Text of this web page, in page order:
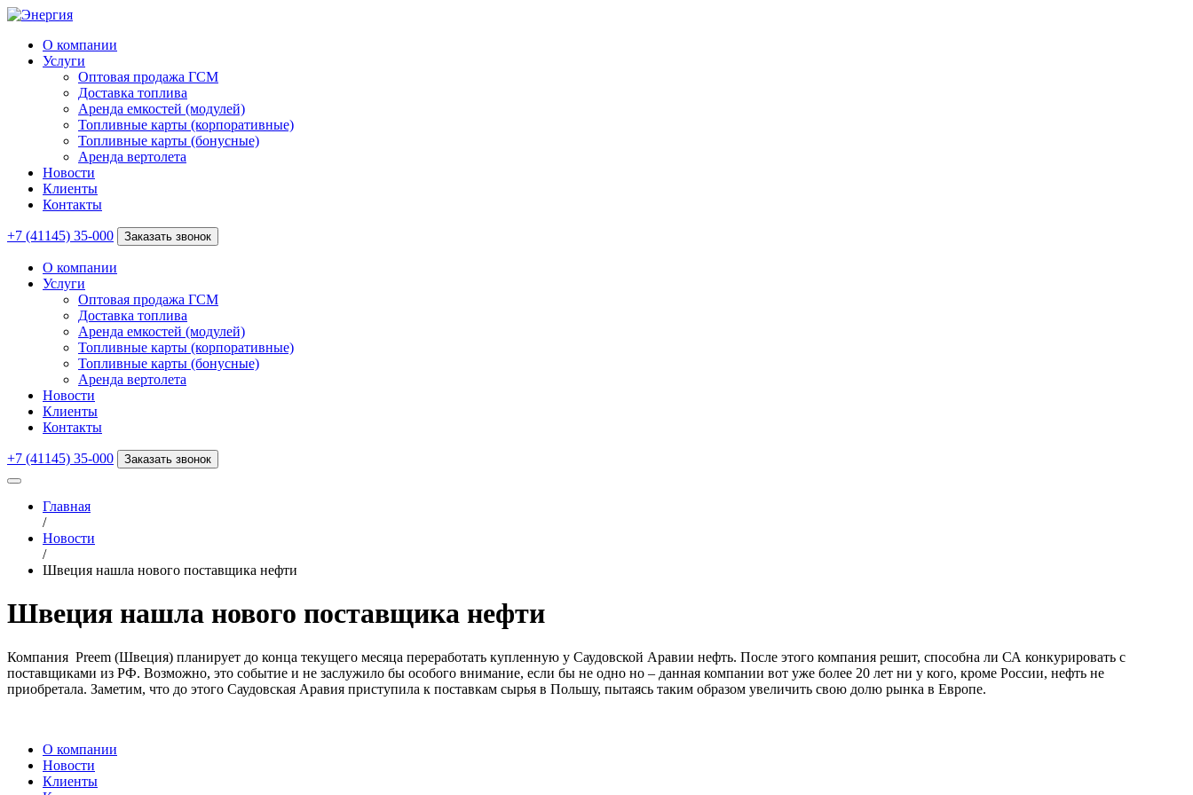
О компании
Услуги
Оптовая продажа ГСМ
Доставка топлива
Аренда емкостей (модулей)
Топливные карты (корпоративные)
Топливные карты (бонусные)
Аренда вертолета
Новости
Клиенты
Контакты
+7 (41145) 35-000 Заказать звонок
О компании
Услуги
Оптовая продажа ГСМ
Доставка топлива
Аренда емкостей (модулей)
Топливные карты (корпоративные)
Топливные карты (бонусные)
Аренда вертолета
Новости
Клиенты
Контакты
+7 (41145) 35-000 Заказать звонок
Главная
/
Новости
/
Швеция нашла нового поставщика нефти
Швеция нашла нового поставщика нефти
Компания Preem (Швеция) планирует до конца текущего месяца переработать купленную у Саудовской Аравии нефть. После этого компания решит, способна ли СА конкурировать с
поставщиками из РФ. Возможно, это событие и не заслужило бы особого внимание, если бы не одно но – данная компании вот уже более 20 лет ни у кого, кроме России, нефть не
приобретала. Заметим, что до этого Саудовская Аравия приступила к поставкам сырья в Польшу, пытаясь таким образом увеличить свою долю рынка в Европе.
О компании
Новости
Клиенты